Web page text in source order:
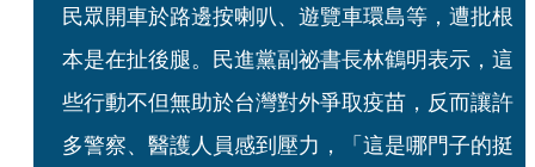
民眾開車於路邊按喇叭、遊覽車環島等，遭批根
本是在扯後腿。民進黨副祕書長林鶴明表示，這
些行動不但無助於台灣對外爭取疫苗，反而讓許
多警察、醫護人員感到壓力，「這是哪門子的挺